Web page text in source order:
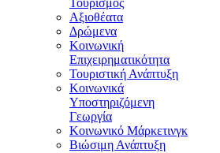
Τουρισμός
Αξιοθέατα
Δρώμενα
Κοινωνική
Επιχειρηματικότητα
Τουριστική Ανάπτυξη
Κοινωνικά
Υποστηριζόμενη
Γεωργία
Κοινωνικό Μάρκετινγκ
Βιώσιμη Ανάπτυξη